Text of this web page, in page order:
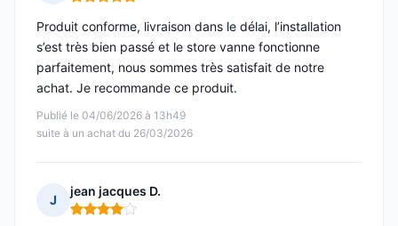
Note : 5 sur 5
Publié le 04/06/2026 à 13h49
suite à un achat du 26/03/2026
Produit conforme, livraison dans le délai, l’installation
s’est très bien passé et le store vanne fonctionne
parfaitement, nous sommes très satisfait de notre
achat. Je recommande ce produit.
J
jean jacques D.
Note : 4 sur 5